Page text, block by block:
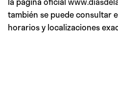
también se puede consultar
horarios y localizaciones